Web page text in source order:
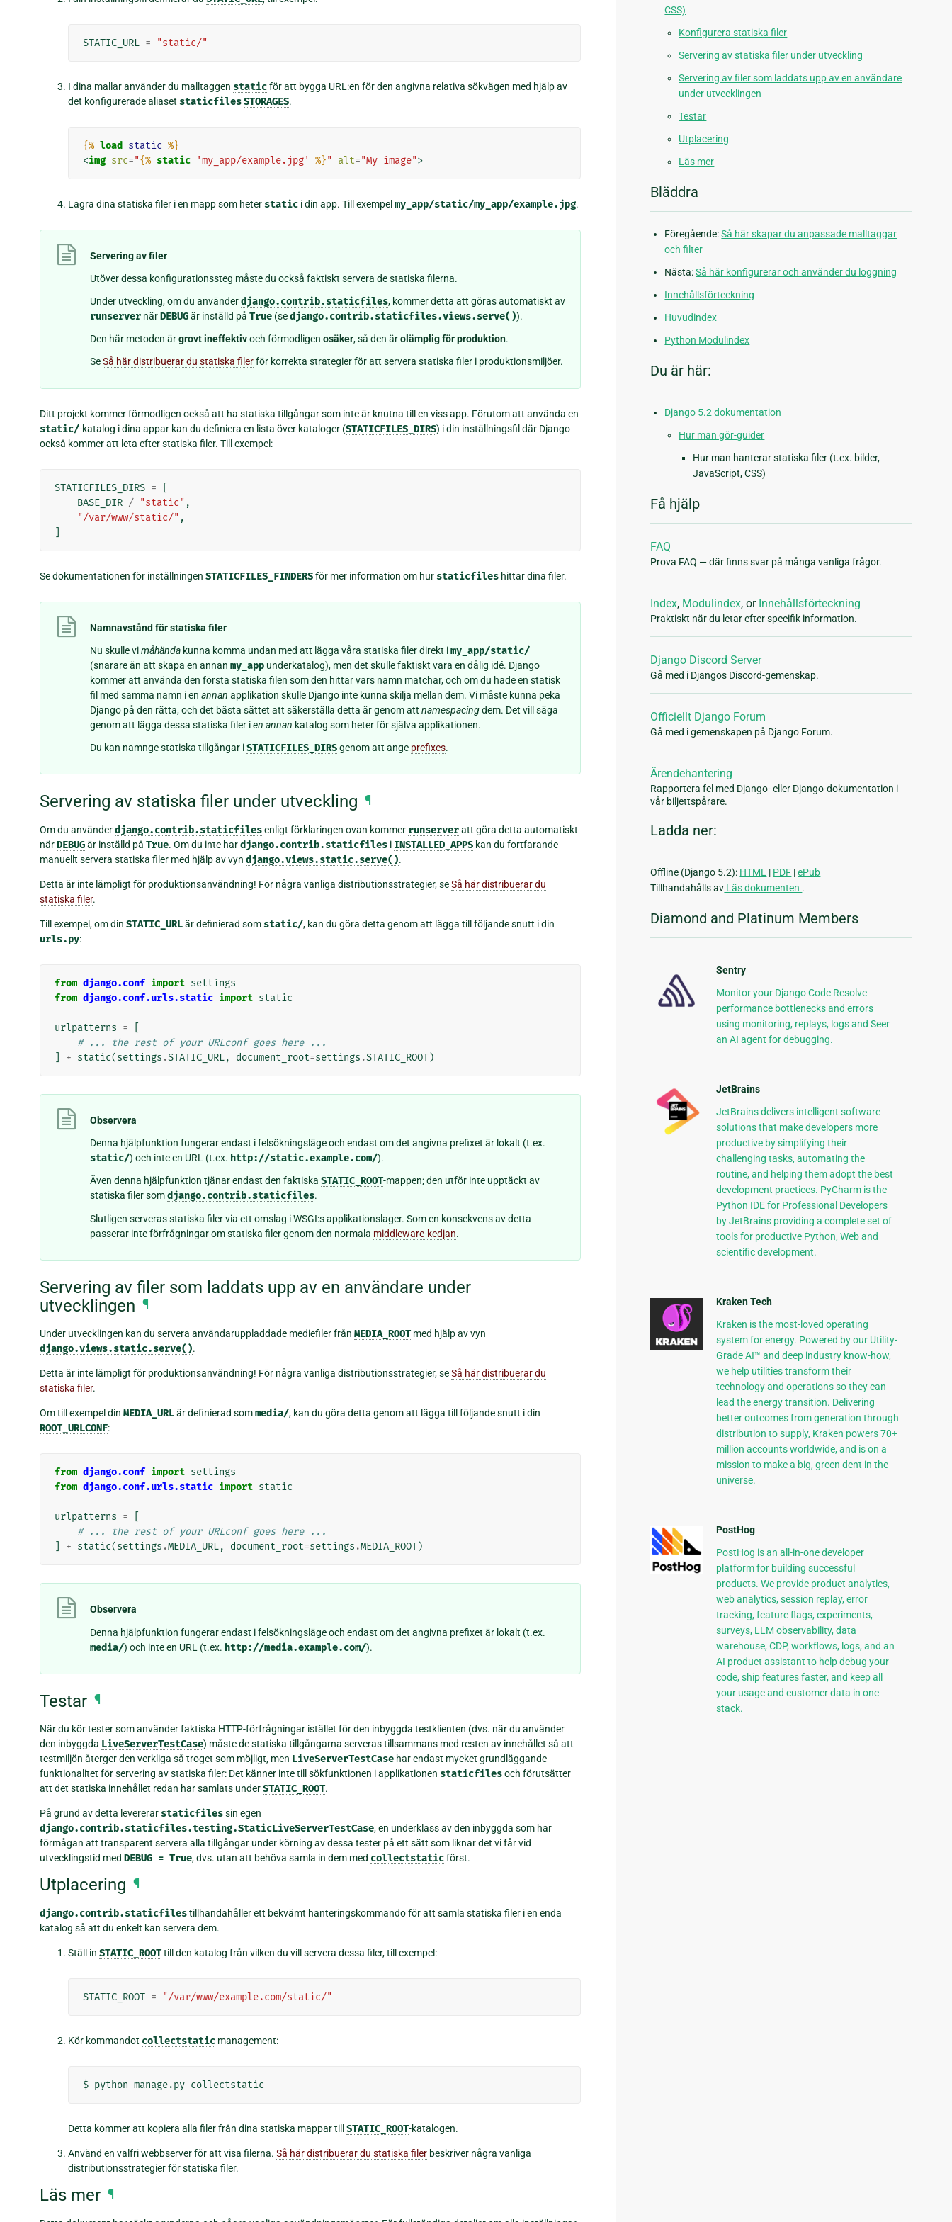
STATIC_URL = "static/"
I dina mallar använder du malltaggen staticför att bygga URL:en för den angivna relativa sökvägen med hjälp av
det konfigurerade aliaset staticfilesSTORAGES.
{% load static %}
<img src="{% static 'my_app/example.jpg' %}" alt="My image">
Lagra dina statiska filer i en mapp som heter static i din app. Till exempelmy_app/static/my_app/example.jpg.
Servering av filer
Utöver dessa konfigurationssteg måste du också faktiskt servera de statiska filerna.
Under utveckling, om du använderdjango.contrib.staticfiles, kommer detta att göras automatiskt av
runserver närDEBUGär inställd på True (sedjango.contrib.staticfiles.views.serve()).
Den här metoden ärgrovt ineffektivoch förmodligen osäker, så den ärolämplig för produktion.
SeSå här distribuerar du statiska filerför korrekta strategier för att servera statiska filer i produktionsmiljöer.
Ditt projekt kommer förmodligen också att ha statiska tillgångar som inte är knutna till en viss app. Förutom att använda en
static/-katalog i dina appar kan du definiera en lista över kataloger (STATICFILES_DIRS) i din inställningsfil där Django
också kommer att leta efter statiska filer. Till exempel:
STATICFILES_DIRS =
BASE_DIR / "static" ,
"/var/www/static/" ,
Se dokumentationen för inställningen STATICFILES_FINDERSför mer information om hur staticfiles hittar dina filer.
Namnavstånd för statiska filer
Nu skulle vimåhända kunna komma undan med att lägga våra statiska filer direkt imy_app/static/
(snarare än att skapa en annan my_app underkatalog), men det skulle faktiskt vara en dålig idé. Django
kommer att använda den första statiska filen som den hittar vars namn matchar, och om du hade en statisk
fil med samma namn i en annan applikation skulle Django inte kunna skilja mellan dem. Vi måste kunna peka
Django på den rätta, och det bästa sättet att säkerställa detta är genom att namespacingdem. Det vill säga
genom att lägga dessa statiska filer ien annan katalog som heter för själva applikationen.
Du kan namnge statiska tillgångar iSTATICFILES_DIRSgenom att ange prefixes.
Servering av statiska filer under utveckling ¶
Om du använderdjango.contrib.staticfilesenligt förklaringen ovan kommer runserveratt göra detta automatiskt
närDEBUGär inställd på True. Om du inte hardjango.contrib.staticfiles i INSTALLED_APPS kan du fortfarande
manuellt servera statiska filer med hjälp av vyn django.views.static.serve().
Detta är inte lämpligt för produktionsanvändning! För några vanliga distributionsstrategier, seSå här distribuerar du
statiska filer.
Till exempel, om din STATIC_URLär definierad som static/, kan du göra detta genom att lägga till följande snutt i din
urls.py:
from django.conf import settings
from django.conf.urls.static import static
urlpatterns =
# ... the rest of your URLconf goes here ...
+ static(settings .STATIC_URL, document_root=settings .STATIC_ROOT)
Observera
Denna hjälpfunktion fungerar endast i felsökningsläge och endast om det angivna prefixet är lokalt (t.ex.
static/) och inte en URL (t.ex. http://static.example.com/).
Även denna hjälpfunktion tjänar endast den faktiska STATIC_ROOT-mappen; den utför inte upptäckt av
statiska filer somdjango.contrib.staticfiles.
Slutligen serveras statiska filer via ett omslag i WSGI:s applikationslager. Som en konsekvens av detta
passerar inte förfrågningar om statiska filer genom den normala middleware-kedjan.
Servering av filer som laddats upp av en användare under
utvecklingen ¶
Under utvecklingen kan du servera användaruppladdade mediefiler från MEDIA_ROOT med hjälp av vyn
django.views.static.serve().
Detta är inte lämpligt för produktionsanvändning! För några vanliga distributionsstrategier, seSå här distribuerar du
statiska filer.
Om till exempel din MEDIA_URLär definierad sommedia/, kan du göra detta genom att lägga till följande snutt i din
ROOT_URLCONF:
from django.conf import settings
from django.conf.urls.static import static
urlpatterns =
# ... the rest of your URLconf goes here ...
+ static(settings .MEDIA_URL, document_root=settings .MEDIA_ROOT)
Observera
Denna hjälpfunktion fungerar endast i felsökningsläge och endast om det angivna prefixet är lokalt (t.ex.
media/) och inte en URL (t.ex. http://media.example.com/).
Testar ¶
När du kör tester som använder faktiska HTTP-förfrågningar istället för den inbyggda testklienten (dvs. när du använder
den inbyggda LiveServerTestCase) måste de statiska tillgångarna serveras tillsammans med resten av innehållet så att
testmiljön återger den verkliga så troget som möjligt, men LiveServerTestCase har endast mycket grundläggande
funktionalitet för servering av statiska filer: Det känner inte till sökfunktionen i applikationen staticfilesoch förutsätter
att det statiska innehållet redan har samlats underSTATIC_ROOT.
På grund av detta levererar staticfilessin egen
django.contrib.staticfiles.testing.StaticLiveServerTestCase, en underklass av den inbyggda som har
förmågan att transparent servera alla tillgångar under körning av dessa tester på ett sätt som liknar det vi får vid
utvecklingstid med DEBUG = True, dvs. utan att behöva samla in dem med collectstaticförst.
Utplacering ¶
django.contrib.staticfilestillhandahåller ett bekvämt hanteringskommando för att samla statiska filer i en enda
katalog så att du enkelt kan servera dem.
Ställ in STATIC_ROOTtill den katalog från vilken du vill servera dessa filer, till exempel:
STATIC_ROOT = "/var/www/example.com/static/"
Kör kommandot collectstatic management:
$ python manage.py
Detta kommer att kopiera alla filer från dina statiska mappar till STATIC_ROOT-katalogen.
Använd en valfri webbserver för att visa filerna. Så här distribuerar du statiska filer beskriver några vanliga
distributionsstrategier för statiska filer.
Läs mer ¶
CSS)
Konfigurera statiska filer
Servering av statiska filer under utveckling
Servering av filer som laddats upp av en användare
under utvecklingen
Testar
Utplacering
Läs mer
Bläddra
Föregående:Så här skapar du anpassade malltaggar
och filter
Nästa:Så här konfigurerar och använder du loggning
Innehållsförteckning
Huvudindex
Python Modulindex
Du är här:
Django 5.2 dokumentation
Hur man gör-guider
Hur man hanterar statiska filer (t.ex. bilder,
JavaScript, CSS)
Få hjälp
FAQ
Prova FAQ — där finns svar på många vanliga frågor.
Index, Modulindex, or Innehållsförteckning
Praktiskt när du letar efter specifik information.
Django Discord Server
Gå med i Djangos Discord-gemenskap.
Officiellt Django Forum
Gå med i gemenskapen på Django Forum.
Ärendehantering
Rapportera fel med Django- eller Django-dokumentation i
vår biljettspårare.
Ladda ner:
Offline (Django 5.2): HTML | PDF |ePub
Tillhandahålls av Läs dokumenten .
Diamond and Platinum Members
Sentry
Monitor your Django Code Resolve
performance bottlenecks and errors
using monitoring, replays, logs and Seer
an AI agent for debugging.
JetBrains
JetBrains delivers intelligent software
solutions that make developers more
productive by simplifying their
challenging tasks, automating the
routine, and helping them adopt the best
development practices. PyCharm is the
Python IDE for Professional Developers
by JetBrains providing a complete set of
tools for productive Python, Web and
scientific development.
Kraken Tech
Kraken is the most-loved operating
system for energy. Powered by our Utility-
Grade AI™ and deep industry know-how,
we help utilities transform their
technology and operations so they can
lead the energy transition. Delivering
better outcomes from generation through
distribution to supply, Kraken powers 70+
million accounts worldwide, and is on a
mission to make a big, green dent in the
universe.
PostHog
PostHog is an all-in-one developer
platform for building successful
products. We provide product analytics,
web analytics, session replay, error
tracking, feature flags, experiments,
surveys, LLM observability, data
warehouse, CDP, workflows, logs, and an
AI product assistant to help debug your
code, ship features faster, and keep all
your usage and customer data in one
stack.